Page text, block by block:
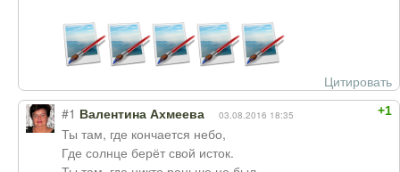
Цитировать
+1
#1 Валентина Ахмеева 03.08.2016 18:35
Ты там, где кончается небо,
Где солнце берёт свой исток.